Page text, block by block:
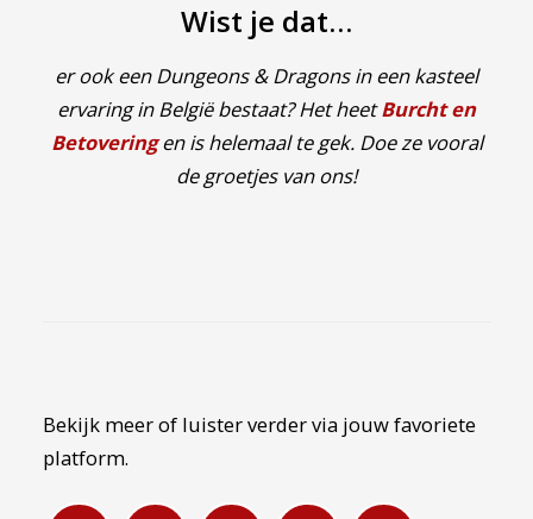
Wist je dat…
er ook een Dungeons & Dragons in een kasteel
ervaring in België bestaat? Het heetBurcht en
Betoveringen is helemaal te gek. Doe ze vooral
de groetjes van ons!
Bekijk meer of luister verder via jouw favoriete
platform.